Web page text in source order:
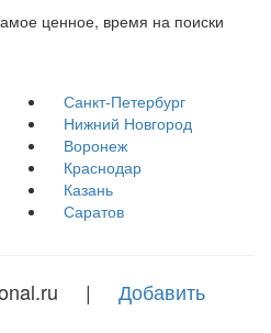
ценное, время на поиски
Санкт-Петербург
Нижний Новгород
Воронеж
Краснодар
Казань
Саратов
| Добавить